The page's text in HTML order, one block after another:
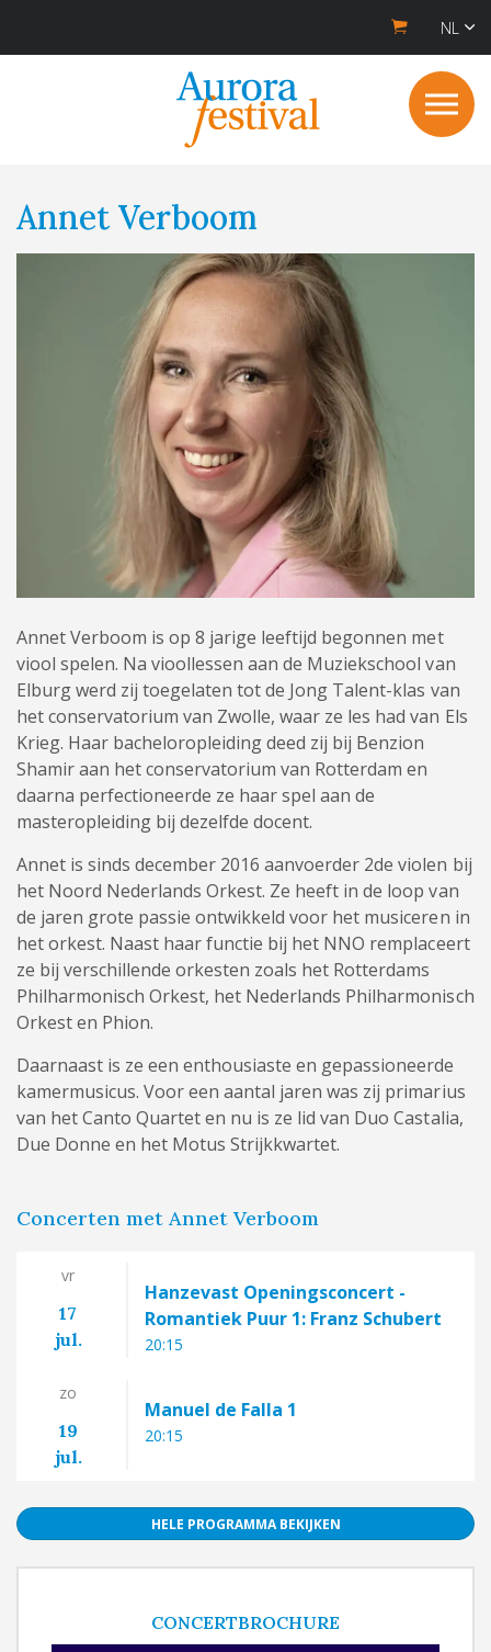
NL
Annet Verboom
Annet Verboom is op 8 jarige leeftijd begonnen met
viool spelen. Na vioollessen aan de Muziekschool van
Elburg werd zij toegelaten tot de Jong Talent-klas van
het conservatorium van Zwolle, waar ze les had van Els
Krieg. Haar bacheloropleiding deed zij bij Benzion
Shamir aan het conservatorium van Rotterdam en
daarna perfectioneerde ze haar spel aan de
masteropleiding bij dezelfde docent.
Annet is sinds december 2016 aanvoerder 2de violen bij
het Noord Nederlands Orkest. Ze heeft in de loop van
de jaren grote passie ontwikkeld voor het musiceren in
het orkest. Naast haar functie bij het NNO remplaceert
ze bij verschillende orkesten zoals het Rotterdams
Philharmonisch Orkest, het Nederlands Philharmonisch
Orkest en Phion.
Daarnaast is ze een enthousiaste en gepassioneerde
kamermusicus. Voor een aantal jaren was zij primarius
van het Canto Quartet en nu is ze lid van Duo Castalia,
Due Donne en het Motus Strijkkwartet.
Concerten met Annet Verboom
vr
17
jul.
Hanzevast Openingsconcert -
Romantiek Puur 1: Franz Schubert
20:15
zo
19
jul.
Manuel de Falla 1
20:15
HELE PROGRAMMA BEKIJKEN
CONCERTBROCHURE